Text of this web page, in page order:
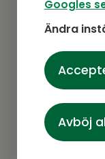
Googles
Ändra
Avböj
Här